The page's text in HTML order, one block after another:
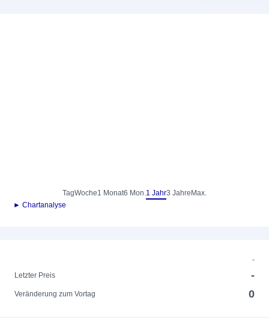
TagWoche1 Monat6 Mon.1 Jahr3 Jahre Max.
► Chartanalyse
-
Letzter Preis
-
Veränderung zum Vortag 0